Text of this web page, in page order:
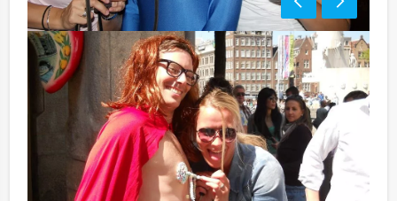
KORTING:
10 - 19 personen € 29,50: NU € 27,50 p.p. excl. BTW
20 - 29 personen € 26,50: NU € 24,50 p.p. excl. BTW
30 - > personen € 23,50: NU € 21,50 p.p. excl. BTW
Komt u niet aan het minimale aantal deelnemers? Als u
bereid bent voor het minimale aantal te betalen, kunt u